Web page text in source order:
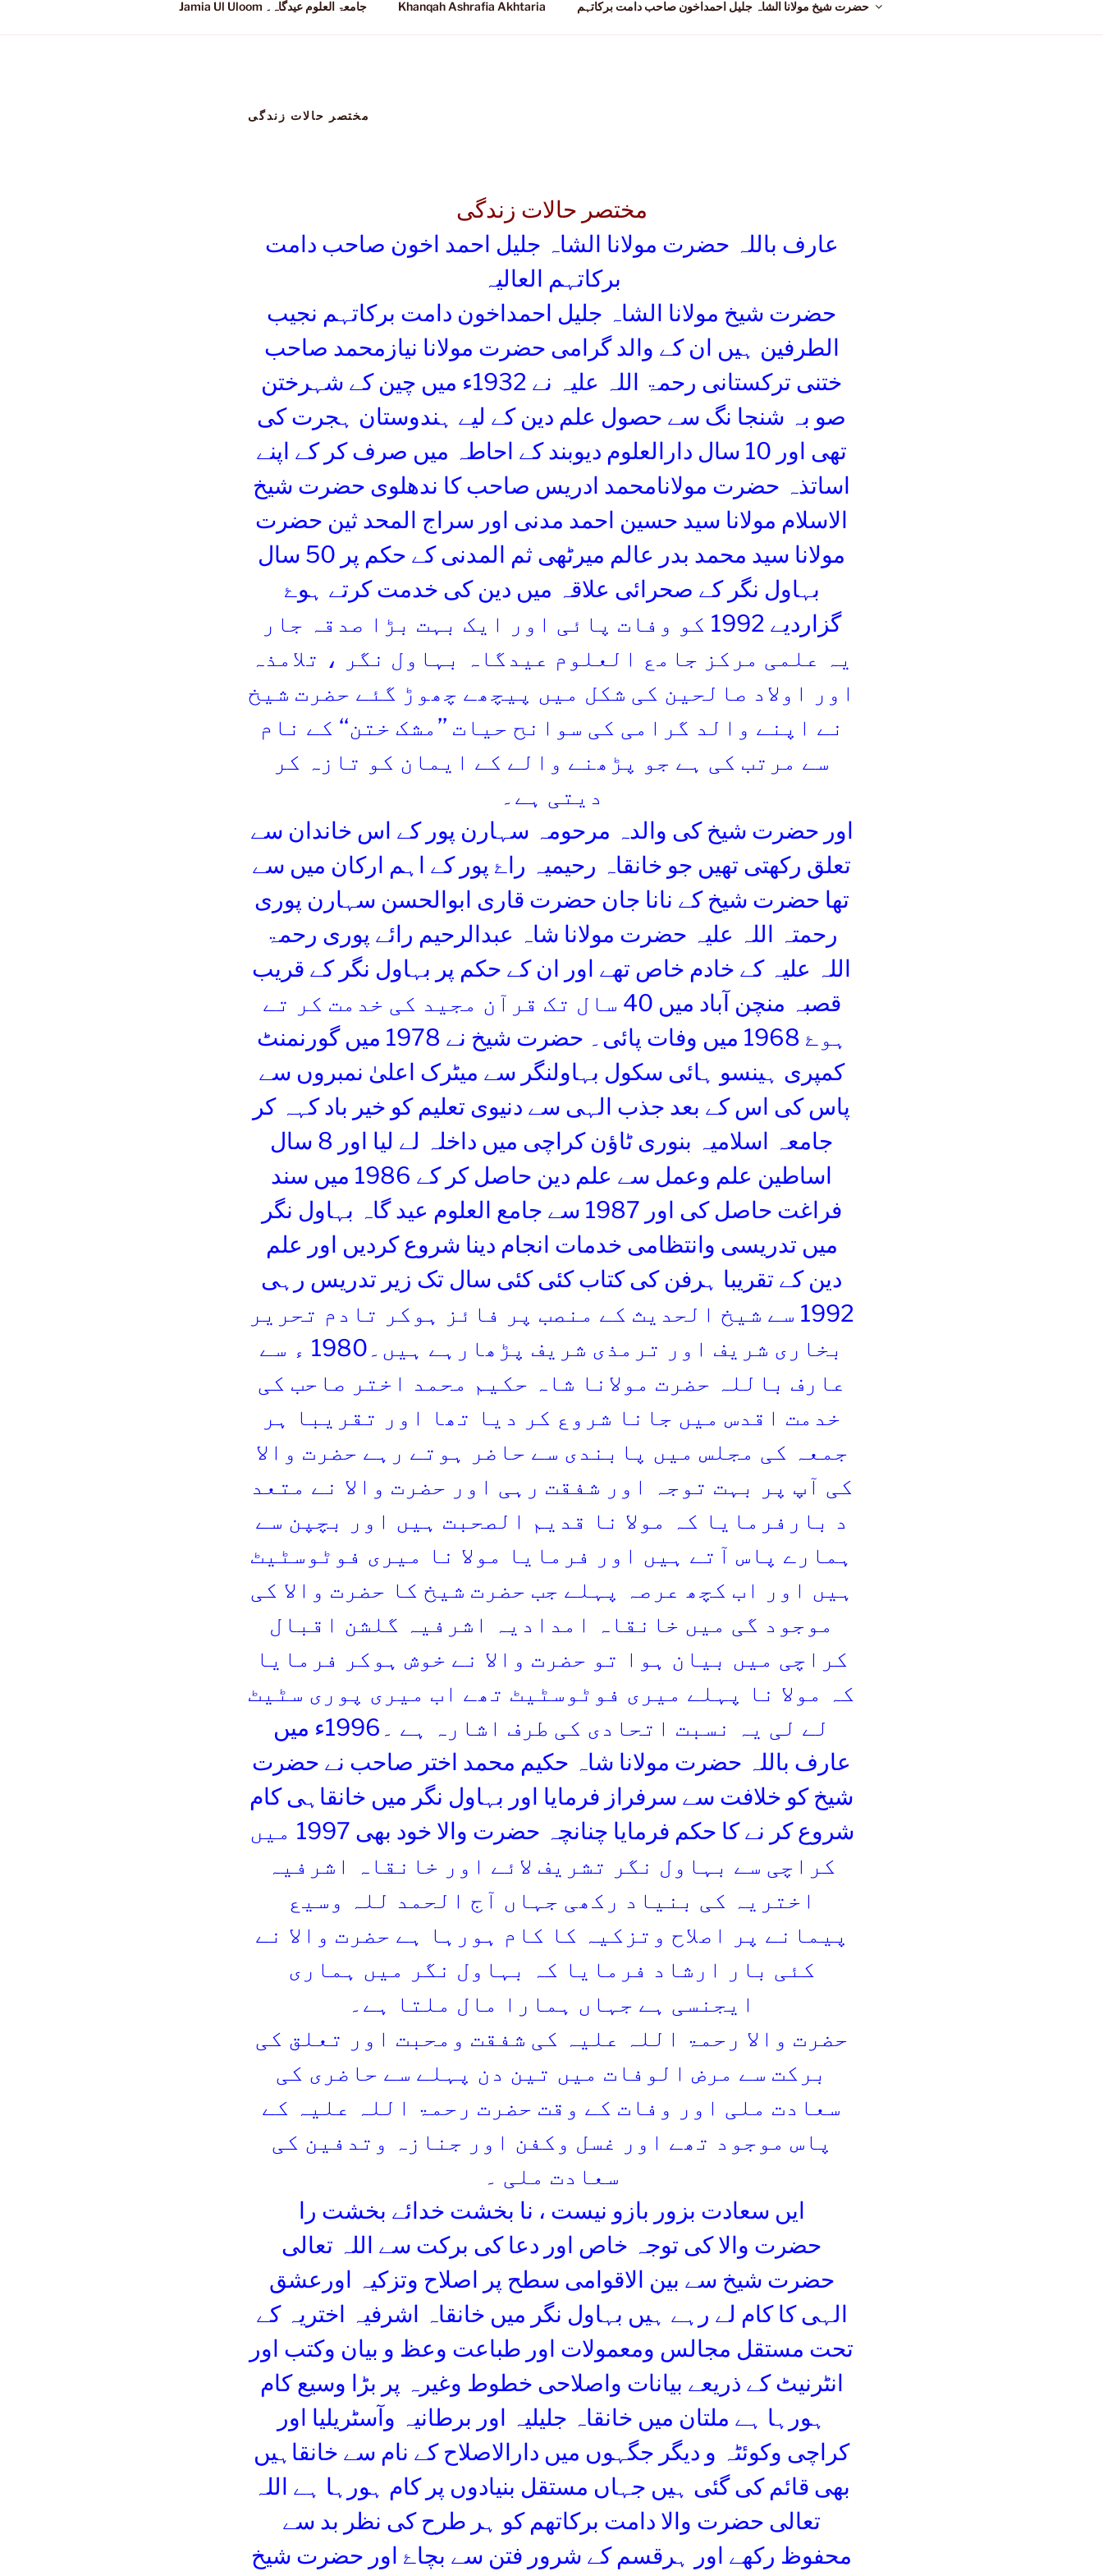
Jamia Ul Uloom جامعۃ العلوم عیدگاہ۔ Khanqah Ashrafia Akhtaria حضرت شیخ مولانا الشاہ جلیل احمداخون صاحب دامت برکاتہم
مختصر حالات زندگی
مختصر حالات زندگی
عارف باللہ حضرت مولانا الشاہ جلیل احمد اخون صاحب دامت
برکاتہم العالیہ
حضرت شیخ مولانا الشاہ جلیل احمداخون دامت برکاتہم نجیب
الطرفین ہیں ان کے والد گرامی حضرت مولانا نیازمحمد صاحب
ختنی ترکستانی رحمۃ اللہ علیہ نے 1932ء میں چین کے شہرختن
صو بہ شنجا نگ سے حصول علم دین کے لیے ہندوستان ہجرت کی
تھی اور 10 سال دارالعلوم دیوبند کے احاطہ میں صرف کر کے اپنے
اساتذہ حضرت مولانامحمد ادریس صاحب کا ندھلوی حضرت شیخ
الاسلام مولانا سید حسین احمد مدنی اور سراج المحد ثین حضرت
مولانا سید محمد بدر عالم میرٹھی ثم المدنی کے حکم پر 50 سال
بہاول نگر کے صحرائی علاقہ میں دین کی خدمت کرتے ہوۓ
گزاردیے 1992 کو وفات پائی اور ایک بہت بڑا صدقہ جار
یہ علمی مرکز جامع العلوم عیدگاہ بہاول نگر ، تلامذہ
اور اولاد صالحین کی شکل میں پیچھے چھوڑ گئے حضرت شیخ
نے اپنے والد گرامی کی سوانح حیات ’’مشک ختن‘‘ کے نام
سے مرتب کی ہے جو پڑھنے والے کے ایمان کو تازہ کر
دیتی ہے۔
اور حضرت شیخ کی والدہ مرحومہ سہارن پور کے اس خاندان سے
تعلق رکھتی تھیں جو خانقاہ رحیمیہ راۓ پور کے اہم ارکان میں سے
تھا حضرت شیخ کے نانا جان حضرت قاری ابوالحسن سہارن پوری
رحمتہ اللہ علیہ حضرت مولانا شاہ عبدالرحیم رائے پوری رحمۃ
اللہ علیہ کے خادم خاص تھے اور ان کے حکم پر بہاول نگر کے قریب
قصبہ منچن آباد میں 40 سال تک قرآن مجید کی خدمت کر تے
ہوۓ 1968 میں وفات پائی۔ حضرت شیخ نے 1978 میں گورنمنٹ
کمپری ہینسو ہائی سکول بہاولنگر سے میٹرک اعلیٰ نمبروں سے
پاس کی اس کے بعد جذب الہی سے دنیوی تعلیم کو خیر باد کہہ کر
جامعہ اسلامیہ بنوری ٹاؤن کراچی میں داخلہ لے لیا اور 8 سال
اساطین علم وعمل سے علم دین حاصل کر کے 1986 میں سند
فراغت حاصل کی اور 1987 سے جامع العلوم عید گاہ بہاول نگر
میں تدریسی وانتظامی خدمات انجام دینا شروع کردیں اور علم
دین کے تقریبا ہرفن کی کتاب کئی کئی سال تک زیر تدریس رہی
1992 سے شیخ الحدیث کے منصب پر فائز ہوکر تادم تحریر
بخاری شریف اور ترمذی شریف پڑھارہے ہیں۔1980 ء سے
عارف باللہ حضرت مولانا شاہ حکیم محمد اختر صاحب کی
خدمت اقدس میں جانا شروع کر دیا تھا اور تقریبا ہر
جمعہ کی مجلس میں پابندی سے حاضر ہوتے رہے حضرت والا
کی آپ پر بہت توجہ اور شفقت رہی اور حضرت والا نے متعد
د بارفرمایا کہ مولا نا قدیم الصحبت ہیں اور بچپن سے
ہمارے پاس آتے ہیں اور فرمایا مولا نا میری فوٹوسٹیٹ
ہیں اور اب کچھ عرصہ پہلے جب حضرت شیخ کا حضرت والا کی
موجود گی میں خانقاہ امدادیہ اشرفیہ گلشن اقبال
کراچی میں بیان ہوا تو حضرت والا نے خوش ہوکر فرمایا
کہ مولا نا پہلے میری فوٹوسٹیٹ تھے اب میری پوری سٹیٹ
لے لی یہ نسبت اتحادی کی طرف اشارہ ہے ۔1996ء میں
عارف باللہ حضرت مولانا شاہ حکیم محمد اختر صاحب نے حضرت
شیخ کو خلافت سے سرفراز فرمایا اور بہاول نگر میں خانقاہی کام
شروع کر نے کا حکم فرمایا چنانچہ حضرت والا خود بھی 1997 میں
کراچی سے بہاول نگر تشریف لائے اور خانقاہ اشرفیہ
اختریہ کی بنیاد رکھی جہاں آج الحمد للہ وسیع
پیمانے پر اصلاح وتزکیہ کا کام ہورہا ہے حضرت والا نے
کئی بار ارشاد فرمایا کہ بہاول نگر میں ہماری
ایجنسی ہے جہاں ہمارا مال ملتا ہے۔
حضرت والا رحمۃ اللہ علیہ کی شفقت ومحبت اور تعلق کی
برکت سے مرض الوفات میں تین دن پہلے سے حاضری کی
سعادت ملی اور وفات کے وقت حضرت رحمۃ اللہ علیہ کے
پاس موجود تھے اور غسل وکفن اور جنازہ وتدفین کی
سعادت ملی ۔
ایں سعادت بزور بازو نیست ، نا بخشت خدائے بخشت را
حضرت والا کی توجہ خاص اور دعا کی برکت سے اللہ تعالی
حضرت شیخ سے بین الاقوامی سطح پر اصلاح وتزکیہ اورعشق
الہی کا کام لے رہے ہیں بہاول نگر میں خانقاہ اشرفیہ اختریہ کے
تحت مستقل مجالس ومعمولات اور طباعت وعظ و بیان وکتب اور
انٹرنیٹ کے ذریعے بیانات واصلاحی خطوط وغیرہ پر بڑا وسیع کام
ہورہا ہے ملتان میں خانقاہ جلیلیہ اور برطانیہ وآسٹریلیا اور
کراچی وکوئٹہ و دیگر جگہوں میں دارالاصلاح کے نام سے خانقاہیں
بھی قائم کی گئی ہیں جہاں مستقل بنیادوں پر کام ہورہا ہے اللہ
تعالی حضرت والا دامت برکاتھم کو ہر طرح کی نظر بد سے
محفوظ رکھے اور ہرقسم کے شرور فتن سے بچاۓ اور حضرت شیخ